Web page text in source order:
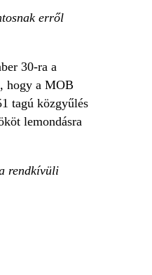
erről
30-ra a
hogy a MOB
tagú közgyűlés
lemondásra
rendkívüli